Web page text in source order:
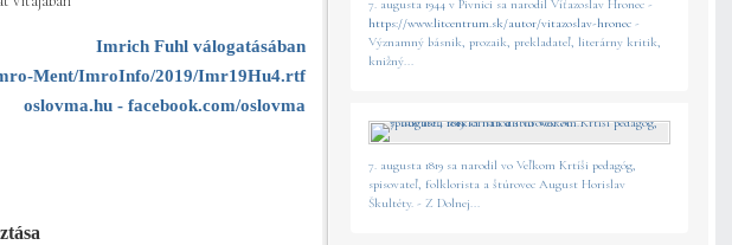
Imrich Fuhl válogatásában
Ment/ImroInfo/2019/Imr19Hu4.rtf
oslovma.hu - facebook.com/oslovma
7. augusta 1944 v Pivnici sa narodil Víťazoslav Hronec -
https://www.litcentrum.sk/autor/vitazoslav-hronec -
Významný básnik, prozaik, prekladateľ, literárny kritik,
knižný...
7. augusta 1819 sa narodil vo Veľkom Krtíši pedagóg,
spisovateľ, folklorista a štúrovec August Horislav
Škultéty. - Z Dolnej...